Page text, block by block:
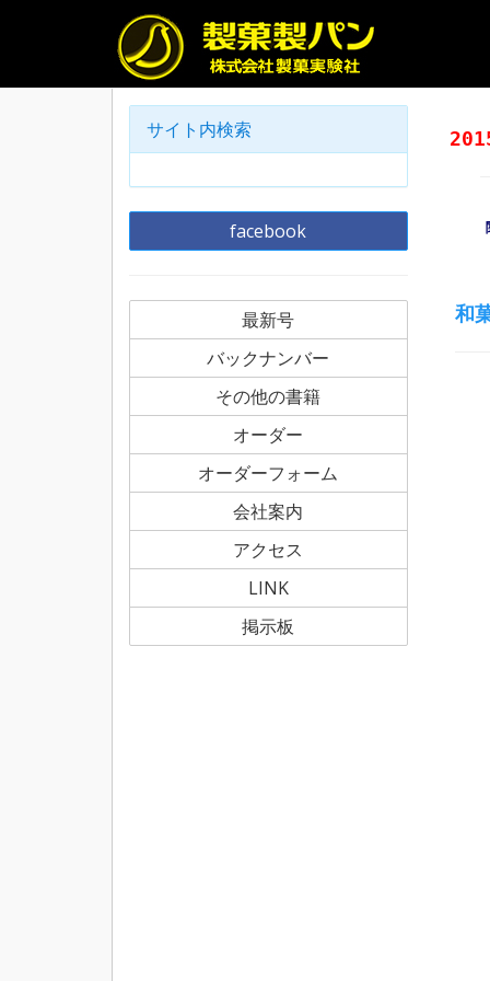
サイト内検索
facebook
最新号
バックナンバー
その他の書籍
オーダー
オーダーフォーム
会社案内
アクセス
LINK
掲示板
和